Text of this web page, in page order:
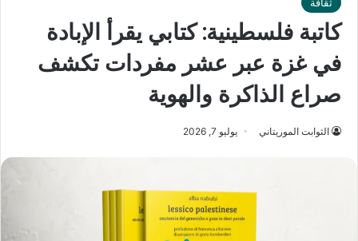
كاتبة فلسطينية: كتابي يقرأ الإبادة
في غزة عبر عشر مفردات تكشف
صراع الذاكرة والهوية
الثوابت الموريتاني يوليو 7, 2026